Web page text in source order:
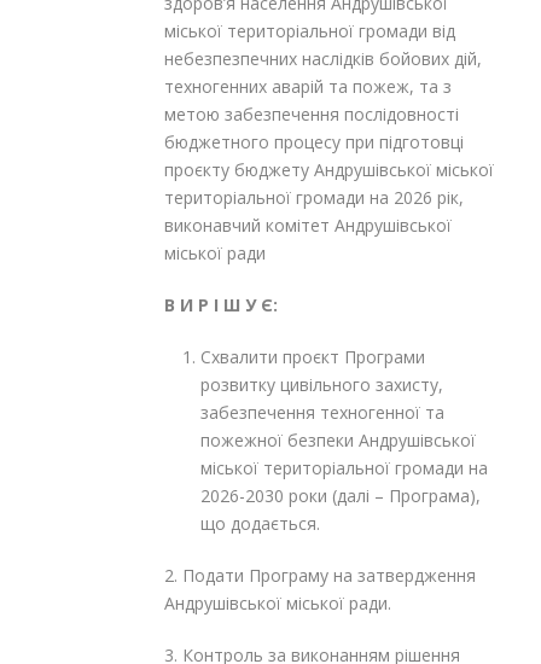
міської територіальної громади від
небезпезпечних наслідків бойових дій,
техногенних аварій та пожеж, та з
метою забезпечення послідовності
бюджетного процесу при підготовці
проєкту бюджету Андрушівської міської
територіальної громади на 2026 рік,
виконавчий комітет Андрушівської
міської ради
В И Р І Ш У Є:
Схвалити проєкт Програми
розвитку цивільного захисту,
забезпечення техногенної та
пожежної безпеки Андрушівської
міської територіальної громади на
2026-2030 роки (далі – Програма),
що додається.
2. Подати Програму на затвердження
Андрушівської міської ради.
3. Контроль за виконанням рішення